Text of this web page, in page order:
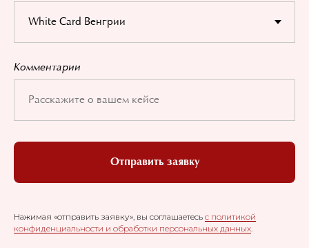
Комментарии
Отправить заявку
Нажимая «отправить заявку», вы соглашаетесь с политикой
конфиденциальности и обработки персональных данных